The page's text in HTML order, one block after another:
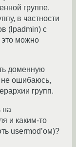
группе,
в частности
(lpadmin) с
это можно
доменную
не ошибаюсь,
групп.
на
и каким-то
usermod’ом)?